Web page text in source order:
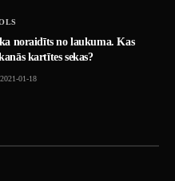
noraidīts no laukuma. Kas
kartītes sekas?
2021-01-18